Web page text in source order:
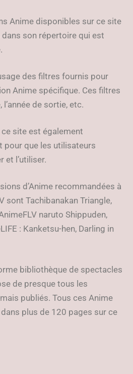
Anime disponibles sur ce site
son répertoire qui est
des filtres fournis pour
Anime spécifique. Ces filtres
de sortie, etc.
site est également
pour que les utilisateurs
et l’utiliser.
d’Anime recommandées à
sont Tachibanakan Triangle,
naruto Shippuden,
: Kanketsu-hen, Darling in
bibliothèque de spectacles
de presque tous les
publiés. Tous ces Anime
plus de 120 pages sur ce